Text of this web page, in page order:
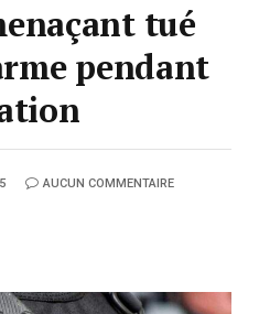
tué
pendant
AUCUN COMMENTAIRE